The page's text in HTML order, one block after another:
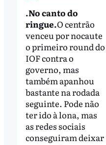
.No canto do
ringue.O centrão
venceu por nocaute
o primeiro round do
IOF contra o
governo, mas
também apanhou
bastante na rodada
seguinte. Pode não
ter ido à lona, mas
as redes sociais
conseguiram deixar